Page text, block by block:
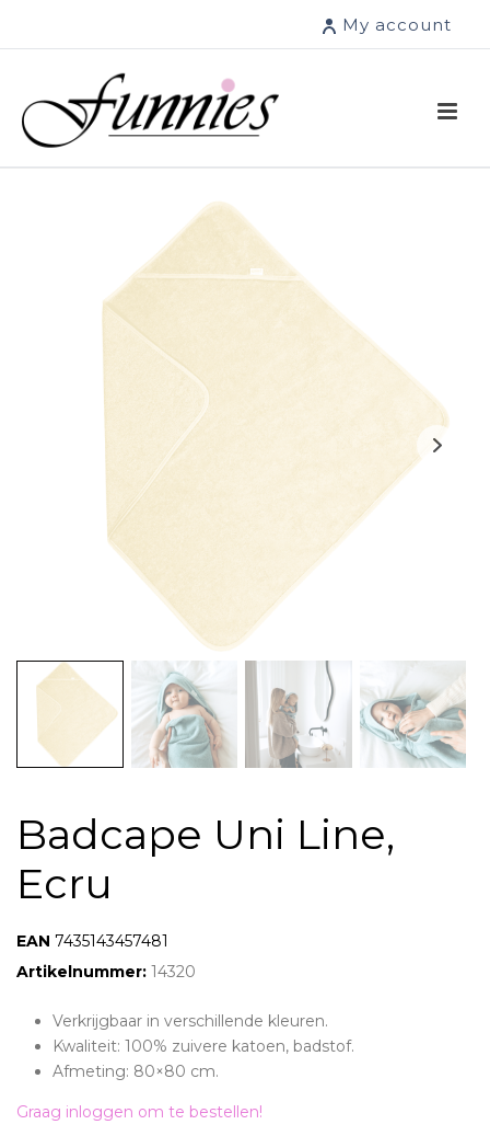
My account
Badcape Uni Line,
Ecru
7424910019007
7435143457481
Artikelnummer: 14320
Verkrijgbaar in verschillende kleuren.
Kwaliteit: 100% zuivere katoen, badstof.
Afmeting: 80×80 cm.
Graag inloggen om te bestellen!